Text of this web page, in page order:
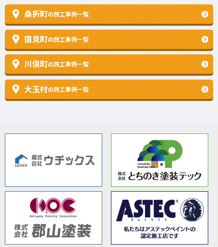
桑折町の施工事例一覧
国見町の施工事例一覧
川俣町の施工事例一覧
大玉村の施工事例一覧